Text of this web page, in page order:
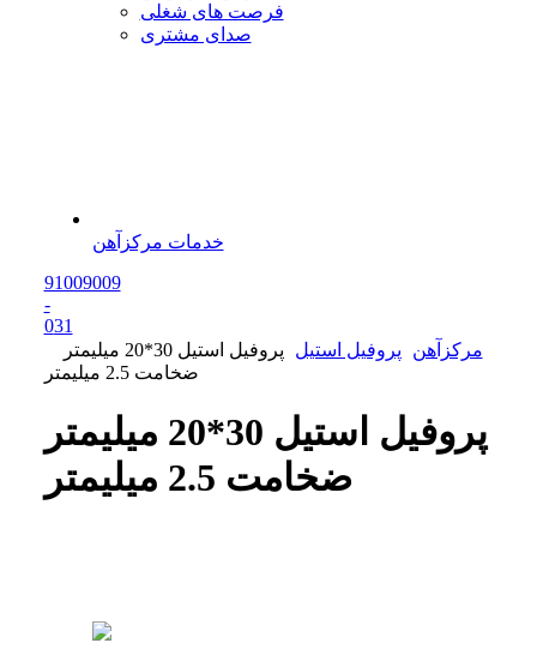
فرصت های شغلی
صدای مشتری
خدمات مرکزآهن
91009009
-
031
مرکزآهن
پروفیل استیل
پروفیل استیل 30*20 میلیمتر
ضخامت 2.5 میلیمتر
پروفیل استیل 30*20 میلیمتر
ضخامت 2.5 میلیمتر